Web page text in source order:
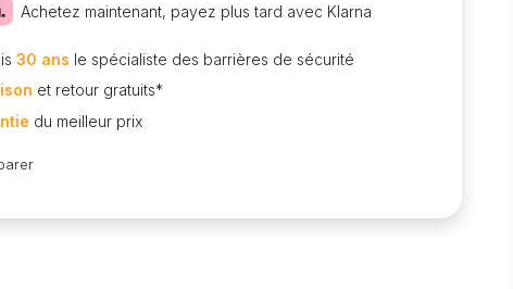
Achetez maintenant, payez plus tard avec Klarna
30 ans le spécialiste des barrières de sécurité
et retour gratuits*
du meilleur prix